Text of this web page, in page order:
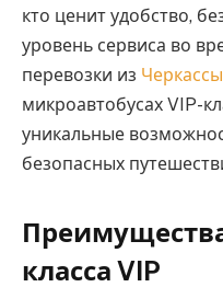
кто ценит удобство,
уровень сервиса во
перевозки из
микроавтобусах VIP-
уникальные
безопасных
класса VIP